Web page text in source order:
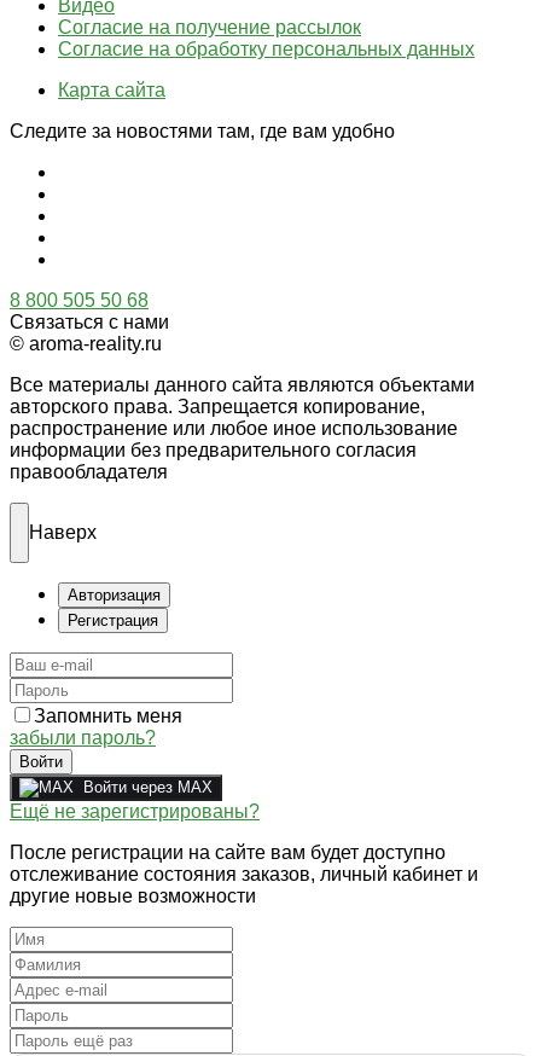
Видео
Согласие на получение рассылок
Согласие на обработку персональных данных
Карта сайта
Следите за новостями там, где вам удобно
8 800 505 50 68
Связаться с нами
© aroma-reality.ru
Все материалы данного сайта являются объектами
авторского права. Запрещается копирование,
распространение или любое иное использование
информации без предварительного согласия
правообладателя
Наверх
Авторизация
Регистрация
Запомнить меня
забыли пароль?
Войти
Войти через MAX
Ещё не зарегистрированы?
После регистрации на сайте вам будет доступно
отслеживание состояния заказов, личный кабинет и
другие новые возможности